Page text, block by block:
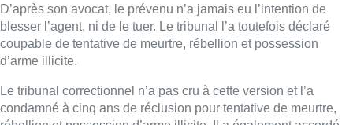
D’après son avocat, le prévenu n’a jamais eu l’intention de
blesser l’agent, ni de le tuer. Le tribunal l’a toutefois déclaré
coupable de tentative de meurtre, rébellion et possession
d’arme illicite.
Le tribunal correctionnel n’a pas cru à cette version et l’a
condamné à cinq ans de réclusion pour tentative de meurtre,